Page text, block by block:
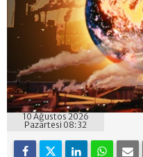
10 Ağustos 2026
Pazartesi 08:32